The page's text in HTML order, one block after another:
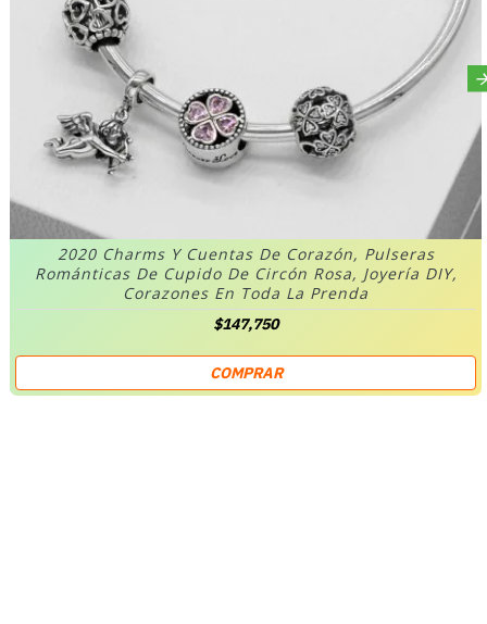
2020 Charms Y Cuentas De Corazón, Pulseras
Románticas De Cupido De Circón Rosa, Joyería DIY,
Corazones En Toda La Prenda
$147,750
COMPRAR